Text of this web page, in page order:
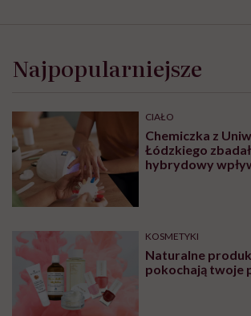
Najpopularniejsze
CIAŁO
Chemiczka z
Łódzkiego
hybrydowy
KOSMETYKI
Naturalne
pokochają twoje